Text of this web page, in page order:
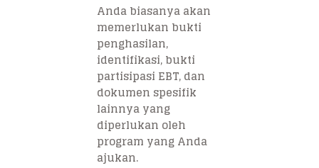
Anda biasanya akan
memerlukan bukti
penghasilan,
identifikasi, bukti
partisipasi EBT, dan
dokumen spesifik
lainnya yang
diperlukan oleh
program yang Anda
ajukan.